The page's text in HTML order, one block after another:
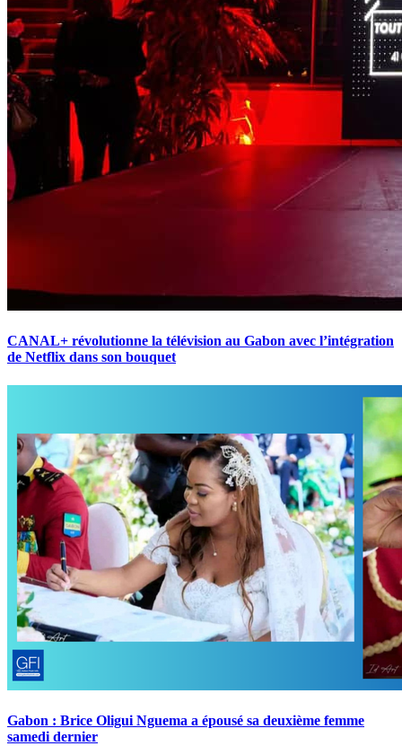
CANAL+ révolutionne la télévision au Gabon avec l’intégration
de Netflix dans son bouquet
Gabon : Brice Oligui Nguema a épousé sa deuxième femme
samedi dernier